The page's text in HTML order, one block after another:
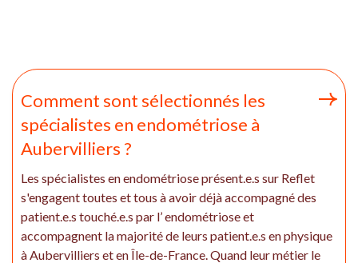
Comment sont sélectionnés les
spécialistes en endométriose à
Aubervilliers ?
Les spécialistes en endométriose présent.e.s sur Reflet
s'engagent toutes et tous à avoir déjà accompagné des
patient.e.s touché.e.s par l’ endométriose et
accompagnent la majorité de leurs patient.e.s en physique
à Aubervilliers et en Île-de-France. Quand leur métier le